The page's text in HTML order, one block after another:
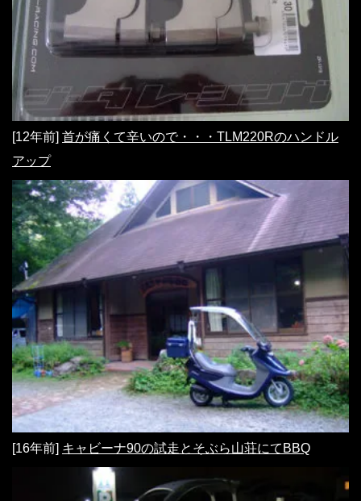
[12年前] 首が痛くて辛いので・・・TLM220Rのハンドル
アップ
[16年前] キャビーナ90の試走とそぶら山荘にてBBQ